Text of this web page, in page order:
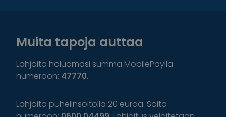
Muita tapoja auttaa
Lahjoita haluamasi summa MobilePaylla
numeroon: 47770.
Lahjoita puhelinsoitolla 20 euroa: Soita